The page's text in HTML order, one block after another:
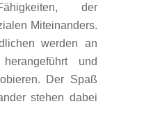
der
Miteinanders.
werden an
und
Der Spaß
stehen dabei